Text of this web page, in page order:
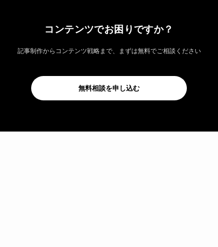
コンテンツでお困りですか？
記事制作からコンテンツ戦略まで、まずは無料でご相談ください
無料相談を申し込む